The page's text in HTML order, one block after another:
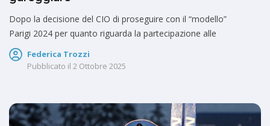
Dopo la decisione del CIO di proseguire con il “modello”
Parigi 2024 per quanto riguarda la partecipazione alle
Federica Trozzi
Pubblicato il 2 Ottobre 2025